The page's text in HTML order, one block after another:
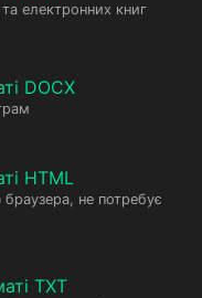
електронних книг
DOCX
HTML
не потребує
TXT